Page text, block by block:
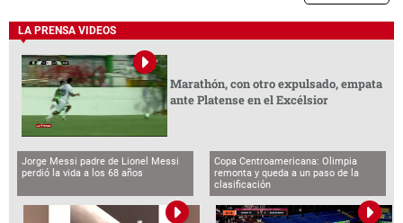
LA PRENSA VIDEOS
Marathón, con otro expulsado, empata
ante Platense en el Excélsior
Jorge Messi padre de Lionel Messi
perdió la vida a los 68 años
Copa Centroamericana: Olimpia
remonta y queda a un paso de la
clasificación